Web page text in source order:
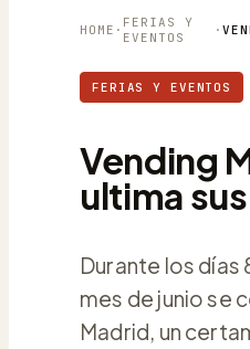
HOME · FERIAS Y
EVENTOS
·
FERIAS Y EVENTOS
Vending
ultima
Durante los días
mes de junio se
Madrid, un